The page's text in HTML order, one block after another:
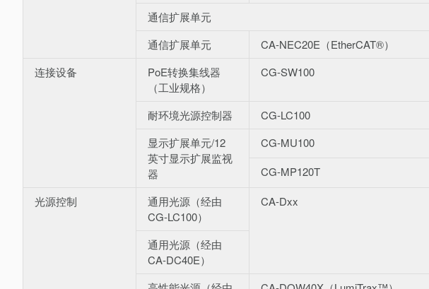
通信扩展单元
通信扩展单元
CA-NEC20E（EtherCAT®）
连接设备
PoE转换集线器
（工业规格）
CG-SW100
耐环境光源控制器 CG-LC100
显示扩展单元/12
英寸显示扩展监视
器
CG-MU100
CG-MP120T
光源控制
通用光源（经由
CG-LC100）
CA-Dxx
通用光源（经由
CA-DC40E）